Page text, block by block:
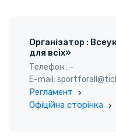
Організатор :
для всіх»
Телефон : -
E-mail:
Регламент
Офіційна сторінка